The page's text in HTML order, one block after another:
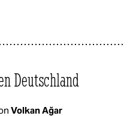
Deutschland
Volkan Ağar